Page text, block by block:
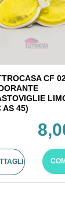
CF
AS 45)